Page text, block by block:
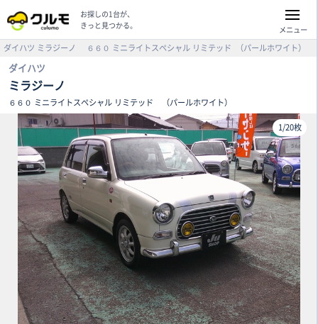
お探しの1台が、
きっと見つかる。
メニュー
ダイハツ ミラジーノ ６６０ ミニライトスペシャル リミテッド （パールホワイト）
ダイハツ
ミラジーノ
６６０ ミニライトスペシャル リミテッド （パールホワイト）
1/20枚